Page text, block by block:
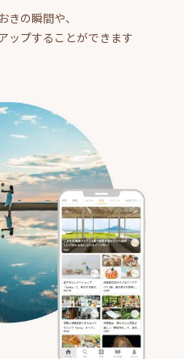
きの瞬間や、
ップすることができます